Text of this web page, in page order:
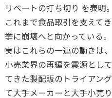
リベートの打ち切り を表明。
これまで食品取引を支えて
挙に崩壊へと向かっている。
実はこれらの一連の動きは
小売業界の再編を震源とし
てきた製配販のトライアン
て大手メーカーと大手小売